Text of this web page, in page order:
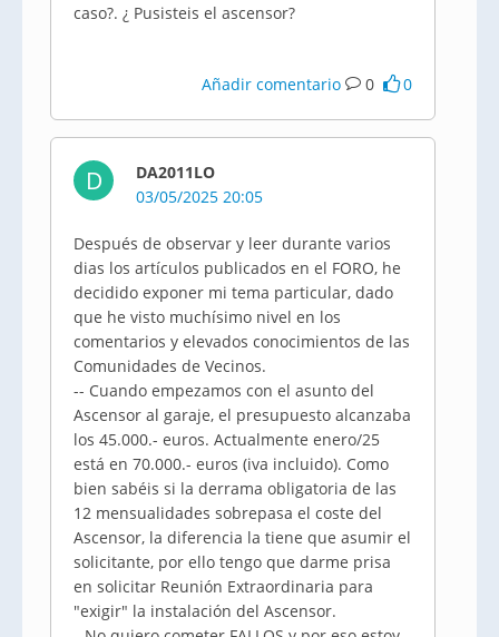
caso?. ¿ Pusisteis el ascensor?
Añadir comentario 0 0
D
DA2011LO
03/05/2025 20:05
Después de observar y leer durante varios
dias los artículos publicados en el FORO, he
decidido exponer mi tema particular, dado
que he visto muchísimo nivel en los
comentarios y elevados conocimientos de las
Comunidades de Vecinos.
-- Cuando empezamos con el asunto del
Ascensor al garaje, el presupuesto alcanzaba
los 45.000.- euros. Actualmente enero/25
está en 70.000.- euros (iva incluido). Como
bien sabéis si la derrama obligatoria de las
12 mensualidades sobrepasa el coste del
Ascensor, la diferencia la tiene que asumir el
solicitante, por ello tengo que darme prisa
en solicitar Reunión Extraordinaria para
"exigir" la instalación del Ascensor.